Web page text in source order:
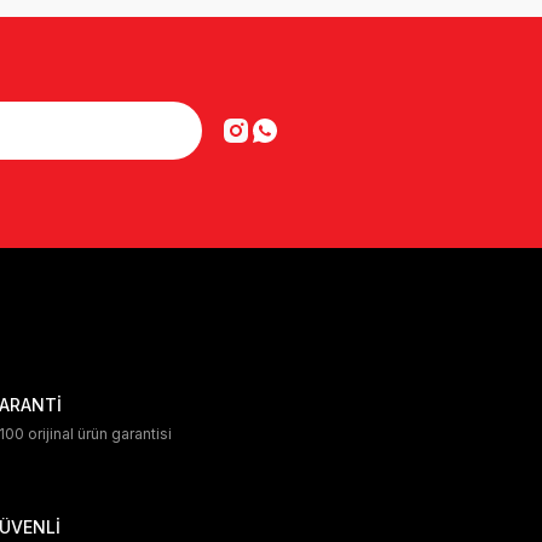
orijinal ürün garantisi